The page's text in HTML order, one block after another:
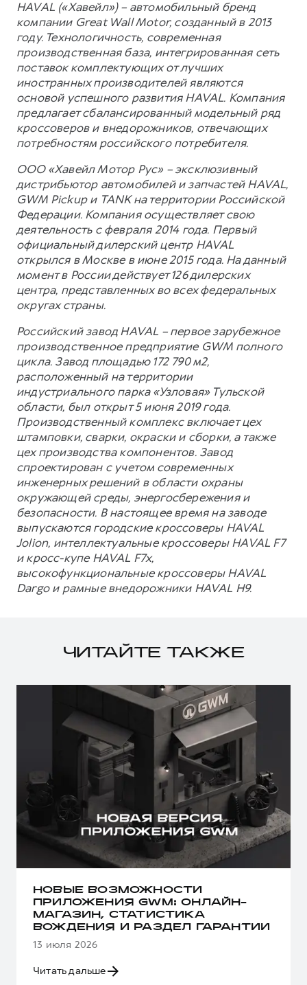
HAVAL («Хавейл») – автомобильный бренд
компании Great Wall Motor, созданный в 2013
году. Технологичность, современная
производственная база, интегрированная сеть
поставок комплектующих от лучших
иностранных производителей являются
основой успешного развития HAVAL. Компания
предлагает сбалансированный модельный ряд
кроссоверов и внедорожников, отвечающих
потребностям российского потребителя.
ООО «Хавейл Мотор Рус» – эксклюзивный
дистрибьютор автомобилей и запчастей HAVAL,
GWM Pickup и TANK на территории Российской
Федерации. Компания осуществляет свою
деятельность с февраля 2014 года. Первый
официальный дилерский центр HAVAL
открылся в Москве в июне 2015 года. На данный
момент в России действует 126 дилерских
центра, представленных во всех федеральных
округах страны.
Российский завод HAVAL – первое зарубежное
производственное предприятие GWM полного
цикла. Завод площадью 172 790 м2,
расположенный на территории
индустриального парка «Узловая» Тульской
области, был открыт 5 июня 2019 года.
Производственный комплекс включает цех
штамповки, сварки, окраски и сборки, а также
цех производства компонентов. Завод
спроектирован с учетом современных
инженерных решений в области охраны
окружающей среды, энергосбережения и
безопасности. В настоящее время на заводе
выпускаются городские кроссоверы HAVAL
Jolion, интеллектуальные кроссоверы HAVAL F7
и кросс-купе HAVAL F7x,
высокофункциональные кроссоверы HAVAL
Dargo и рамные внедорожники HAVAL H9.
ЧИТАЙТЕ ТАКЖЕ
НОВЫЕ ВОЗМОЖНОСТИ
ПРИЛОЖЕНИЯ GWM: ОНЛАЙН-
МАГАЗИН, СТАТИСТИКА
ВОЖДЕНИЯ И РАЗДЕЛ ГАРАНТИИ
13 июля 2026
Читать дальше